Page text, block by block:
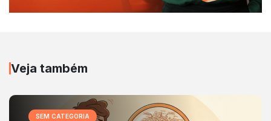
Veja também
SEM CATEGORIA